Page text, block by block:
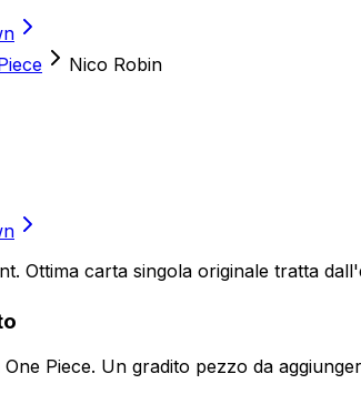
Nico Robin
Ottima carta singola originale tratta
Piece. Un gradito pezzo da